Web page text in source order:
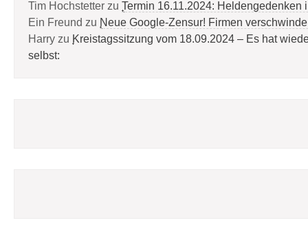
Tim Hochstetter zu Termin 16.11.2024: Heldengedenken
Ein Freund zu Neue Google-Zensur! Firmen
Harry zu Kreistagssitzung vom 18.09.2024 – Es hat
selbst: